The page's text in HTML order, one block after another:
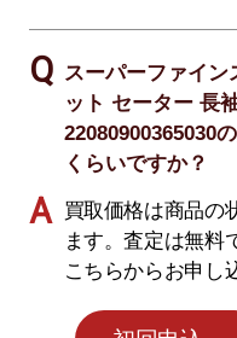
スーパーファイン
ット セーター 長
22080900365030
くらいですか？
買取価格は商品の
ます。査定は無料
こちらからお申し